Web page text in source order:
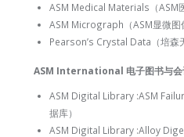
ASM Medical Materials（ASM
ASM Micrograph（ASM显微图
Pearson’s Crystal Data（培森
ASM International 电子图书与会
ASM Digital Library :ASM
据库）
ASM Digital Library :Alloy